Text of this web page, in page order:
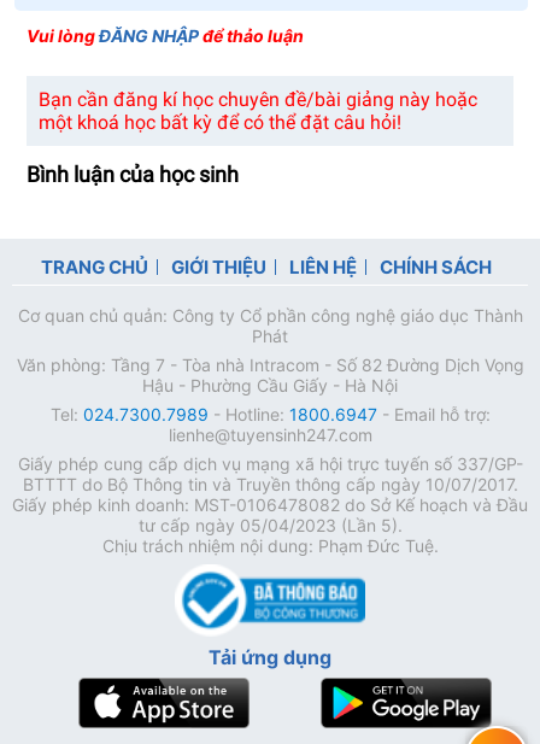
Vui lòngĐĂNG NHẬPđể thảo luận
Bạn cần đăng kí học chuyên đề/bài giảng này hoặc
một khoá học bất kỳ để có thể đặt câu hỏi!
Bình luận của học sinh
TRANG CHỦ GIỚI THIỆU LIÊN HỆ CHÍNH SÁCH
Cơ quan chủ quản: Công ty Cổ phần công nghệ giáo dục Thành
Phát
Văn phòng: Tầng 7 - Tòa nhà Intracom - Số 82 Đường Dịch Vọng
Hậu - Phường Cầu Giấy - Hà Nội
Tel: 024.7300.7989 - Hotline: 1800.6947- Email hỗ trợ:
lienhe@tuyensinh247.com
Giấy phép cung cấp dịch vụ mạng xã hội trực tuyến số 337/GP-
BTTTT do Bộ Thông tin và Truyền thông cấp ngày 10/07/2017.
Giấy phép kinh doanh: MST-0106478082 do Sở Kế hoạch và Đầu
tư cấp ngày 05/04/2023 (Lần 5).
Chịu trách nhiệm nội dung: Phạm Đức Tuệ.
Tải ứng dụng